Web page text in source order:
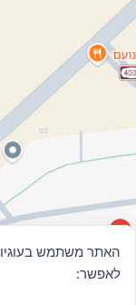
האתר משתמש
לאפשר: